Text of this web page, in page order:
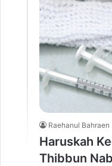
Raehanul Bahraen
Haruskah
Thibbun